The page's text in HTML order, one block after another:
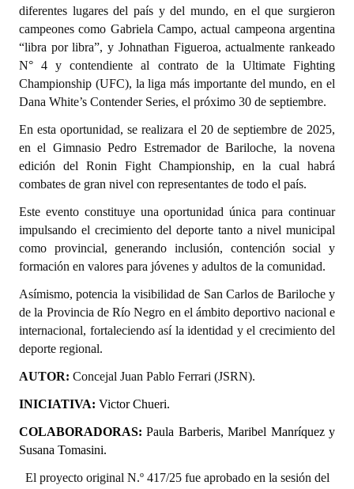
Proyectos Presentados
Dictámenes Asesoría Letrada
Actas de Sesión
Ejecución Presupuestaria
Actas de Audiencias Públicas
NORMATIVA
Comunicaciones
Declaraciones
Resoluciones
Resoluciones de Presidencia
INSTITUCIONAL
Noticias Destacadas
diferentes lugares del país y del mundo, en el que surgieron
campeones como Gabriela Campo, actual campeona argentina
“libra por libra”, y Johnathan Figueroa, actualmente rankeado
N° 4 y contendiente al contrato de la Ultimate Fighting
Championship (UFC), la liga más importante del mundo, en el
Dana White’s Contender Series, el próximo 30 de septiembre.
En esta oportunidad, se realizara el 20 de septiembre de 2025,
en el Gimnasio Pedro Estremador de Bariloche, la novena
edición del Ronin Fight Championship, en la cual habrá
combates de gran nivel con representantes de todo el país.
Este evento constituye una oportunidad única para continuar
impulsando el crecimiento del deporte tanto a nivel municipal
como provincial, generando inclusión, contención social y
formación en valores para jóvenes y adultos de la comunidad.
Asímismo, potencia la visibilidad de San Carlos de Bariloche y
de la Provincia de Río Negro en el ámbito deportivo nacional e
internacional, fortaleciendo así la identidad y el crecimiento del
deporte regional.
AUTOR: Concejal Juan Pablo Ferrari (JSRN).
INICIATIVA: Victor Chueri.
COLABORADORAS: Paula Barberis, Maribel Manríquez y
Susana Tomasini.
El proyecto original N.º 417/25 fue aprobado en la sesión del